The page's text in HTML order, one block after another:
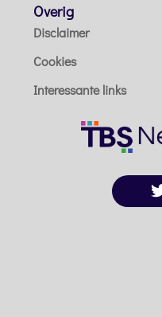
Overig
Disclaimer
Cookies
Interessante links